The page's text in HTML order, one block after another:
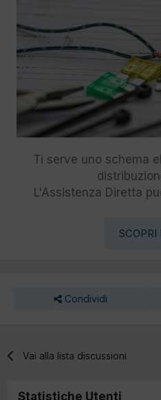
Ti serve uno schema
L'Assistenza Diretta
SCOPRI
Condividi
Vai alla lista discussioni
Statistiche Utenti